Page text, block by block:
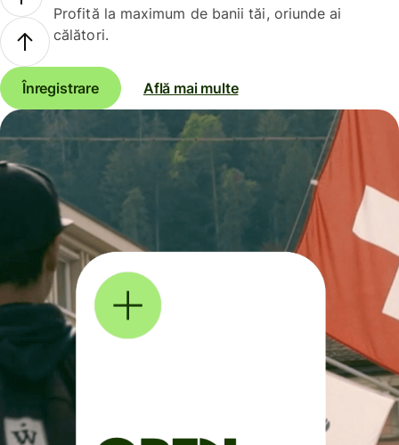
Profită la maximum de banii tăi, oriunde ai
călători.
Înregistrare Află mai multe